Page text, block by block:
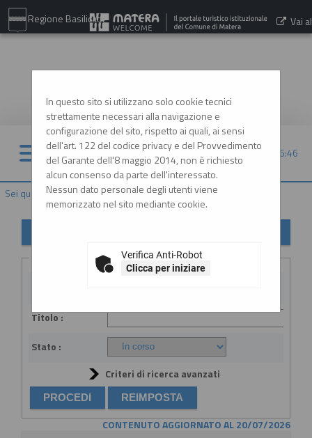
Regione Basilicata Vai al
08/08/2026 16:46
Sei qui: Home»Procedure d'appalto e contratti»Avvisi pubblici
In questo sito si utilizzano solo cookie tecnici
strettamente necessari alla navigazione e
configurazione del sito, rispetto ai quali, ai sensi
dell'art. 122 del codice privacy e del Provvedimento
del Garante dell'8 maggio 2014, non è richiesto
alcun consenso da parte dell'interessato.
Nessun dato personale degli utenti viene
memorizzato nel sito mediante cookie.
Verifica Anti-Robot
Clicca per iniziare
Criteri di ricerca
Titolo :
Stato :
Criteri di ricerca avanzati
CONTENUTO AGGIORNATO AL 20/07/2026